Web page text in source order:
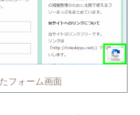
フォーム画面